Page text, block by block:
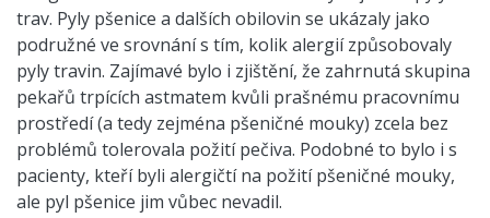
trav. Pyly pšenice a dalších obilovin se ukázaly jako
podružné ve srovnání s tím, kolik alergií způsobovaly
pyly travin. Zajímavé bylo i zjištění, že zahrnutá skupina
pekařů trpících astmatem kvůli prašnému pracovnímu
prostředí (a tedy zejména pšeničné mouky) zcela bez
problémů tolerovala požití pečiva. Podobné to bylo i s
pacienty, kteří byli alergičtí na požití pšeničné mouky,
ale pyl pšenice jim vůbec nevadil.